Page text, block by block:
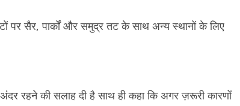
पर सैर, पार्कों और समुद्र तट के साथ अन्य स्थानों के लिए
रहने की सलाह दी है साथ ही कहा कि अगर ज़रूरी कारणों